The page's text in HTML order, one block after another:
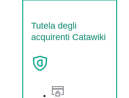
Tutela degli
acquirenti Catawiki